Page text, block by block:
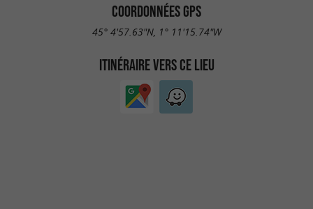
COORDONNÉES GPS
45° 4'57.63"N, 1° 11'15.74"W
ITINÉRAIRE VERS CE LIEU